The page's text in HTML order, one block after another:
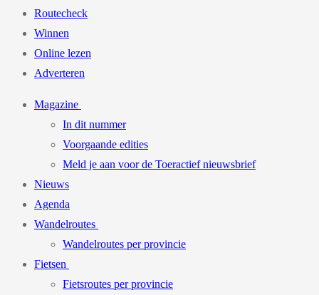
Routecheck
Winnen
Online lezen
Adverteren
Magazine
In dit nummer
Voorgaande edities
Meld je aan voor de Toeractief nieuwsbrief
Nieuws
Agenda
Wandelroutes
Wandelroutes per provincie
Fietsen
Fietsroutes per provincie